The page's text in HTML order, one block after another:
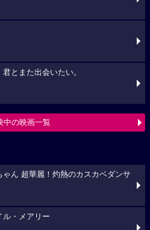
とまた出会いたい。
中の映画一覧
ゃん 超華麗！灼熱のカスカベダンサ
ル・メアリー